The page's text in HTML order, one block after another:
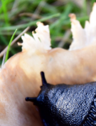
22º/22º